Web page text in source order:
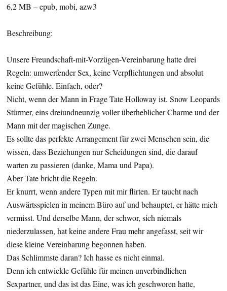
6,2 MB – epub, mobi, azw3
Beschreibung:
Unsere Freundschaft-mit-Vorzügen-Vereinbarung hatte drei
Regeln: umwerfender Sex, keine Verpflichtungen und absolut
keine Gefühle. Einfach, oder?
Nicht, wenn der Mann in Frage Tate Holloway ist. Snow Leopards
Stürmer, eins dreiundneunzig voller überheblicher Charme und der
Mann mit der magischen Zunge.
Es sollte das perfekte Arrangement für zwei Menschen sein, die
wissen, dass Beziehungen nur Scheidungen sind, die darauf
warten zu passieren (danke, Mama und Papa).
Aber Tate bricht die Regeln.
Er knurrt, wenn andere Typen mit mir flirten. Er taucht nach
Auswärtsspielen in meinem Büro auf und behauptet, er hätte mich
vermisst. Und derselbe Mann, der schwor, sich niemals
niederzulassen, hat keine andere Frau mehr angefasst, seit wir
diese kleine Vereinbarung begonnen haben.
Das Schlimmste daran? Ich hasse es nicht einmal.
Denn ich entwickle Gefühle für meinen unverbindlichen
Sexpartner, und das ist das Eine, was ich geschworen hatte,